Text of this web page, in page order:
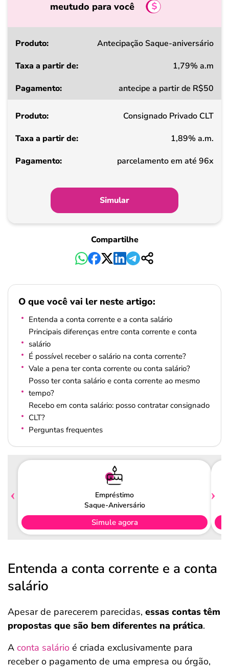
meutudo para você
Produto
a
de
Pagamento
Antecipação Saque-aniversário
1,79% a.m
antecipe a partir de R$50
Consignado Privado CLT
1,89% a.m.
parcelamento em até 96x
Simular
Compartilhe
O que você vai ler neste artigo:
Entenda a conta corrente e a conta salário
Principais diferenças entre conta corrente e conta
salário
É possível receber o salário na conta corrente?
Vale a pena ter conta corrente ou conta salário?
Posso ter conta salário e conta corrente ao mesmo
tempo?
Recebo em conta salário: posso contratar consignado
CLT?
Perguntas frequentes
Empréstimo
Saque-Aniversário
Simule agora
Entenda a conta corrente e a conta
salário
Apesar de parecerem parecidas, essas contas têm
propostas que são bem diferentes na prática.
A conta salário é criada exclusivamente para
receber o pagamento de uma empresa ou órgão,